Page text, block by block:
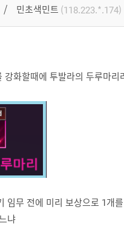
민초색민트 (118.223.*.174)
강화할때에 투발라의 두루마
임무 전에 미리 보상으로 1개
냐